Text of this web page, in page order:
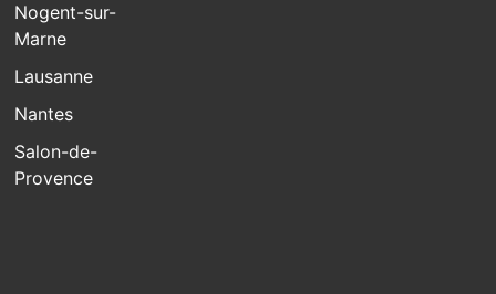
Nogent-sur-
Marne
Lausanne
Nantes
Salon-de-
Provence